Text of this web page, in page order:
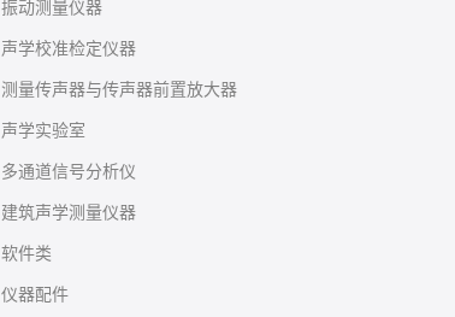
振动测量仪器
声学校准检定仪器
测量传声器与传声器前置放大器
声学实验室
多通道信号分析仪
建筑声学测量仪器
软件类
仪器配件